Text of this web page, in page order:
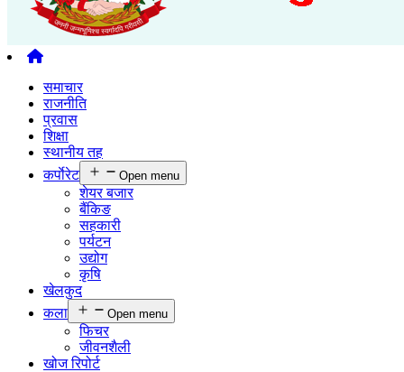
समाचार
राजनीति
प्रवास
शिक्षा
स्थानीय तह
कर्पाेरेट
Open menu
शेयर बजार
बैंकिङ
सहकारी
पर्यटन
उद्योग
कृषि
खेलकुद
कला
Open menu
फिचर
जीवनशैली
खोज रिपोर्ट